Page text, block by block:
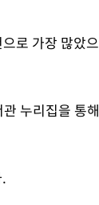
로 가장 많았으
누리집을 통해